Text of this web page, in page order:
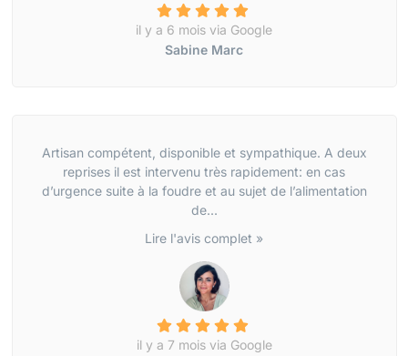
il y a 6 mois via Google
Sabine Marc
Artisan compétent, disponible et sympathique. A deux
reprises il est intervenu très rapidement: en cas
d’urgence suite à la foudre et au sujet de l’alimentation
de...
Lire l'avis complet »
il y a 7 mois via Google